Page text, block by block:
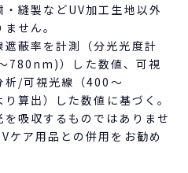
縫製などUV加工生地以外
せん。
蔽率を計測（分光光度計
780nm)）した数値、可視
析/可視光線（400～
算出）した数値に基づく。
吸収するものではありませ
ケア用品との併用をお勧め